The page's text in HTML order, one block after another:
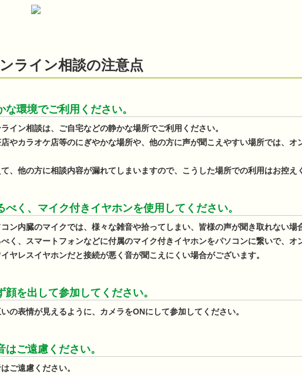
ライン相談の注意点
な環境でご利用ください。
イン相談は、ご自宅などの静かな場所でご利用ください。
店やカラオケ店等のにぎやかな場所や、他の方に声が聞こえやすい場所では、オ
、他の方に相談内容が漏れてしまいますので、こうした場所での利用はお控え
べく、マイク付きイヤホンを使用してください。
ン内臓のマイクでは、様々な雑音や拾ってしまい、皆様の声が聞き取れない場
く、スマートフォンなどに付属のマイク付きイヤホンをパソコンに繋いで、オ
ヤレスイヤホンだと接続が悪く音が聞こえにくい場合がございます。
顔を出して参加してください。
の表情が見えるように、カメラをONにして参加してください。
はご遠慮ください。
ご遠慮ください。